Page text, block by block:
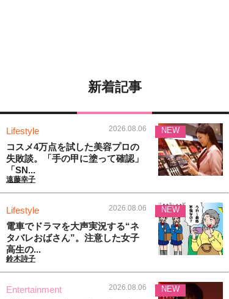
新着記事
Lifestyle 2026.08.06
コスメ4万点を試した美容プロの
失敗談。「手の甲に塗って確認」
「SN...
遠藤幸子
NEW
Lifestyle 2026.08.06
電車でドラマを大声実況する“ネ
タバレおばさん”。注意した女子
高生の...
鈴木詩子
NEW
Entertainment 2026.08.06 NEW